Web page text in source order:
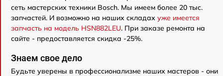
сеть мастерских техники Bosch. Мы имеем более 20 тыс.
запчастей. И возможно на наших складах уже имеется
запчасть на модель HSN882LEU. При заказе ремонта на
сайте - предоставляется скидка -25%.
Знаем свое дело
Будьте уверены в профессионализме наших мастеров - они